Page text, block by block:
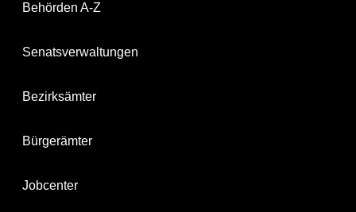
Behörden A-Z
Senatsverwaltungen
Bezirksämter
Bürgerämter
Jobcenter